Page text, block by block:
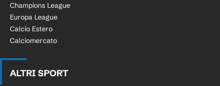
Champions League
Europa League
Calcio Estero
Calciomercato
ALTRI SPORT